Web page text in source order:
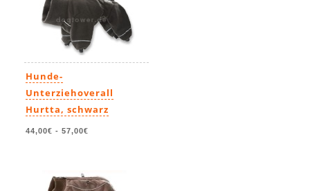
Hunde-
Unterziehoverall
Hurtta, schwarz
44,00€ - 57,00€